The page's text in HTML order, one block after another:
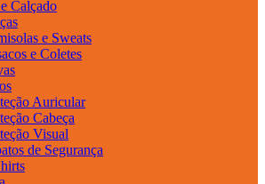
Calçado
e Sweats
e Coletes
Auricular
Cabeça
Visual
de Segurança